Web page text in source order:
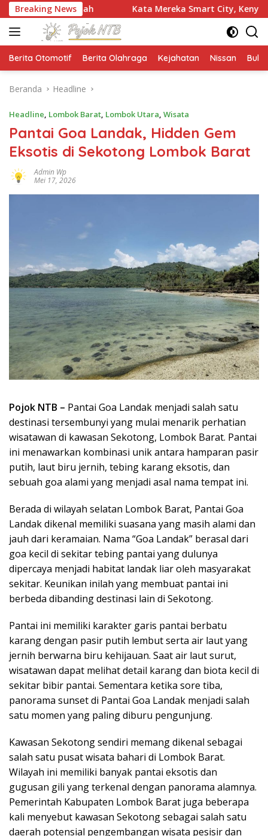
Langsung
ke
konten
Breaking NewsKata Mereka Smart City, Kenyataannya Jalan
Berita Otomotif Berita Olahraga Kejahatan Nissan
Beranda Headline
Headline, Lombok Barat, Lombok Utara, Wisata
Pantai Goa Landak, Hidden Gem
Eksotis di Sekotong Lombok Barat
Admin Wp
Mei 17, 2026
Pojok NTB – Pantai Goa Landak menjadi salah satu
destinasi tersembunyi yang mulai menarik perhatian
wisatawan di kawasan Sekotong, Lombok Barat. Pantai
ini menawarkan kombinasi unik antara hamparan pasir
putih, laut biru jernih, tebing karang eksotis, dan
sebuah goa alami yang menjadi asal nama tempat ini.
Berada di wilayah selatan Lombok Barat, Pantai Goa
Landak dikenal memiliki suasana yang masih alami dan
jauh dari keramaian. Nama “Goa Landak” berasal dari
goa kecil di sekitar tebing pantai yang dulunya
dipercaya menjadi habitat landak liar oleh masyarakat
sekitar. Keunikan inilah yang membuat pantai ini
berbeda dibanding destinasi lain di Sekotong.
Pantai ini memiliki karakter garis pantai berbatu
karang dengan pasir putih lembut serta air laut yang
jernih berwarna biru kehijauan. Saat air laut surut,
wisatawan dapat melihat detail karang dan biota kecil di
sekitar bibir pantai. Sementara ketika sore tiba,
panorama sunset di Pantai Goa Landak menjadi salah
satu momen yang paling diburu pengunjung.
Kawasan Sekotong sendiri memang dikenal sebagai
salah satu pusat wisata bahari di Lombok Barat.
Wilayah ini memiliki banyak pantai eksotis dan
gugusan gili yang terkenal dengan panorama alamnya.
Pemerintah Kabupaten Lombok Barat juga beberapa
kali menyebut kawasan Sekotong sebagai salah satu
daerah potensial pengembangan wisata pesisir dan